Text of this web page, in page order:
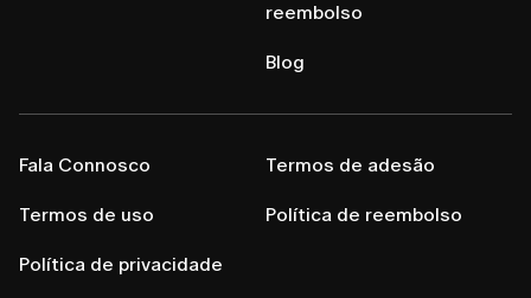
reembolso
Blog
Fala Connosco
Termos de uso
Política de privacidade
Termos de adesão
Política de reembolso